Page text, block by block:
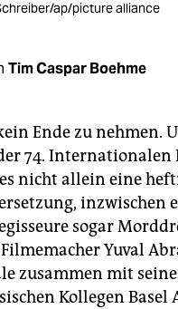
ap/picture alliance
Tim Caspar Boehme
Ende zu nehmen.
74. Internationalen
nicht allein eine
inzwischen
sogar
Yuval
zusammen mit
Kollegen Basel